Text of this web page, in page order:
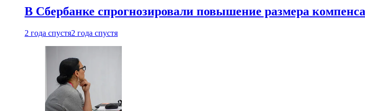
В Сбербанке спрогнозировали повышение размера
2 года спустя2 года спустя